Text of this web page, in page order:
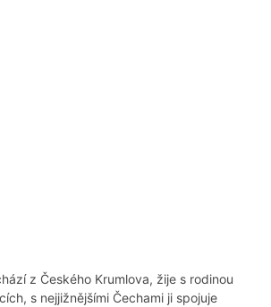
z Českého Krumlova, žije s rodinou
s nejjižnějšími Čechami ji spojuje